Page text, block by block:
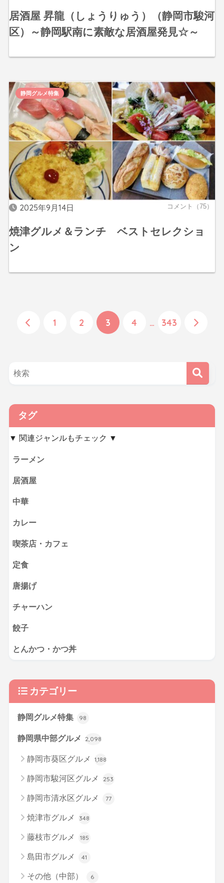
居酒屋 昇龍（しょうりゅう）（静岡市駿河
区）～静岡駅南に素敵な居酒屋発見☆～
2025年9月14日 コメント（75）
焼津グルメ＆ランチ ベストセレクショ
ン
静岡グルメ特集
1 2 3 4 … 343
タグ
▼ 関連ジャンルもチェック ▼
ラーメン
居酒屋
中華
カレー
喫茶店・カフェ
定食
唐揚げ
チャーハン
餃子
とんかつ・かつ丼
カテゴリー
静岡グルメ特集 98
静岡県中部グルメ 2,098
静岡市葵区グルメ 1,188
静岡市駿河区グルメ 253
静岡市清水区グルメ 77
焼津市グルメ 348
藤枝市グルメ 185
島田市グルメ 41
その他（中部） 6